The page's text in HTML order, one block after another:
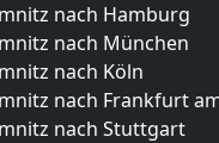
nach Hamburg
nach München
nach Köln
nach Frankfurt
nach Stuttgart